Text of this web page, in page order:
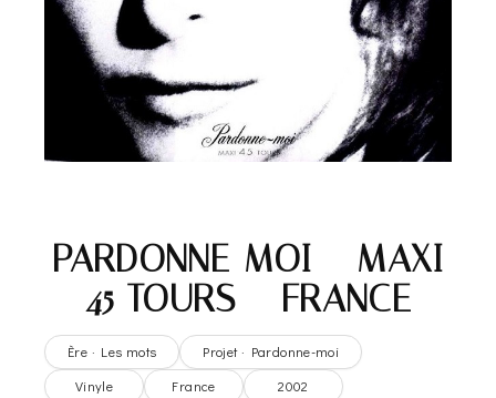
PARDONNE-MOI – MAXI
45 TOURS – FRANCE
Ère · Les mots
Projet · Pardonne-moi
Vinyle
France 2002